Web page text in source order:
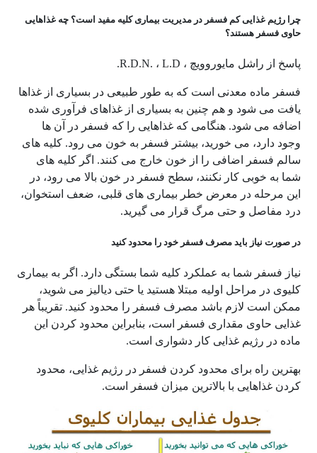
چرا رژیم غذایی کم فسفر در مدیریت بیماری کلیه مفید است؟ چه غذاهایی
حاوی فسفر هستند؟
پاسخ از راشل مایوروویچ ، R.D.N. ، L.D.
فسفر ماده معدنی است که به طور طبیعی در بسیاری از غذاها
یافت می شود و هم چنین به بسیاری از غذاهای فرآوری شده
اضافه می شود. هنگامی که غذاهایی را که فسفر در آن ها
وجود دارد، می خورید، بیشتر فسفر به خون می رود. کلیه های
سالم فسفر اضافی را از خون خارج می کنند. اگر کلیه های
شما به خوبی کار نکنند، سطح فسفر در خون بالا می رود، در
این مرحله در معرض خطر بیماری های قلبی، ضعف استخوان،
درد مفاصل و حتی مرگ قرار می گیرید.
در صورت نیاز باید مصرف فسفر خود را محدود کنید
نیاز فسفر شما به عملکرد کلیه شما بستگی دارد. اگر به بیماری
کلیوی در مراحل اولیه مبتلا هستید یا حتی دیالیز می شوید،
ممکن است لازم باشد مصرف فسفر را محدود کنید. تقریباً هر
غذایی حاوی مقداری فسفر است، بنابراین محدود کردن این
ماده در رژیم غذایی کار دشواری است.
بهترین راه برای محدود کردن فسفر در رژیم غذایی، محدود
کردن غذاهایی با بالاترین میزان فسفر است.